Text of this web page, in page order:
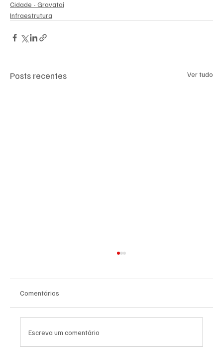
Cidade - Gravataí
Infraestrutura
Posts recentes Ver tudo
Comentários
Escreva um comentário